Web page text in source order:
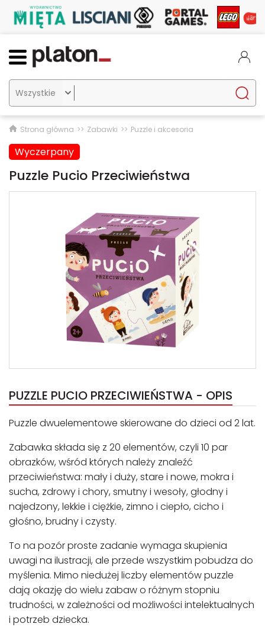

Strona główna Zabawki Puzzle i akcesoria
Wyczerpany
Puzzle Pucio Przeciwieństwa
PUZZLE PUCIO PRZECIWIEŃSTWA - OPIS
Puzzle dwuelementowe skierowane do dzieci od 2 lat.
Zabawka składa się z 20 elementów, czyli 10 par
obrazków, wśród których należy znaleźć
przeciwieństwa: mały i duży, stare i nowe, mokra i
sucha, zdrowy i chory, smutny i wesoły, głodny i
najedzony, lekkie i ciężkie, zimno i ciepło, cicho i
głośno, brudny i czysty.
To na pozór proste zadanie wymaga skupienia
uwagi na ilustracji, ale przede wszystkim pobudza do
myślenia. Mimo niedużej liczby elementów puzzle
dają okazję do wielu zabaw o różnym stopniu
trudności, w zależności od możliwości intelektualnych
i potrzeb dziecka.